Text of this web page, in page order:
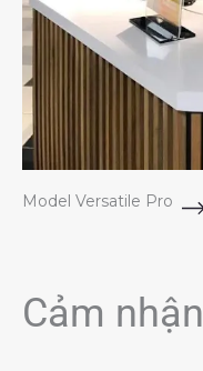
Model Versatile Pro
Cảm nhận